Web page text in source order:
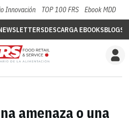
Innovación TOP 100 FRS Ebook MDD
DESCARGA EBOOKSBLOGS
amenaza o una